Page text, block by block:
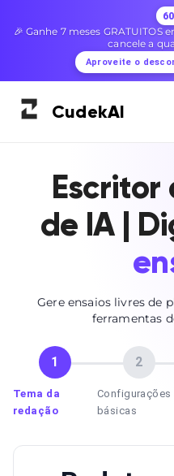
🎉 Ganhe 7 meses GRATUITOS
cancele a
Aproveite o
CudekAI
Escritor
de IA |
Gere ensaios livres de
ferramentas
1
Tema da
redação
2
Configurações
básicas